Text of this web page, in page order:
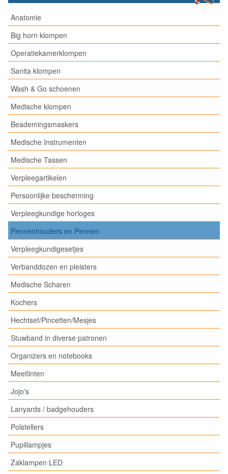
Anatomie
Big horn klompen
Operatiekamerklompen
Sanita klompen
Wash & Go schoenen
Medische klompen
Beademingsmaskers
Medische Instrumenten
Medische Tassen
Verpleegartikelen
Persoonlijke bescherming
Verpleegkundige horloges
Pennenhouders en Pennen
Verpleegkundigesetjes
Verbanddozen en pleisters
Medische Scharen
Kochers
Hechtset/Pincetten/Mesjes
Stuwband in diverse patronen
Organizers en notebooks
Meetlinten
Jojo's
Lanyards / badgehouders
Polstellers
Pupillampjes
Zaklampen LED